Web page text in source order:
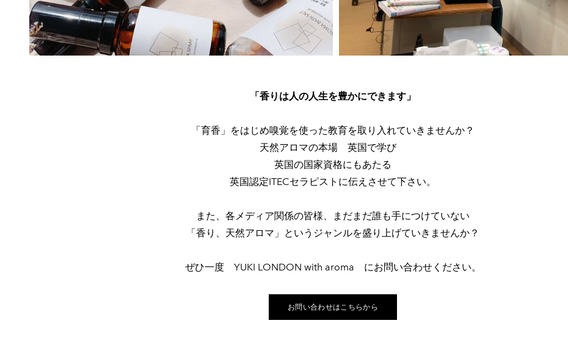
​「香りは人の人生を豊かにできます」
「育香」をはじめ嗅覚を使った教育を取り入れていきませんか？
天然アロマの本場 英国で学び
​英国の国家資格にもあたる
英国認定ITECセラピストに伝えさせて下さい。
また、各メディア関係の皆様、まだまだ誰も手につけていない
「香り、天然アロマ」というジャンルを盛り上げていきませんか？
ぜひ一度 YUKI LONDON with aroma にお問い合わせください。
お問い合わせはこちらから